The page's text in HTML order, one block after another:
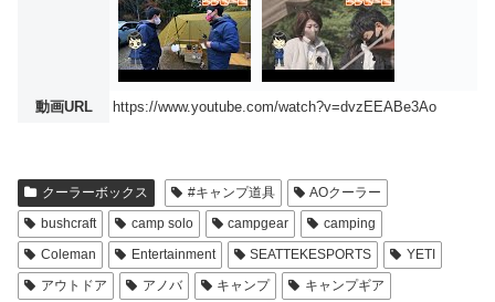
動画URL https://www.youtube.com/watch?v=dvzEEABe3Ao
クーラーボックス #キャンプ道具
AOクーラー
bushcraft
camp solo campgear
camping
Coleman
Entertainment SEATTEKESPORTS
YETI
アウトドア
アノバ キャンプ
キャンプギア